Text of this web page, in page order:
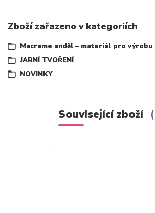
Zboží zařazeno v kategoriích
Macrame anděl – materiál pro výrobu
JARNÍ TVOŘENÍ
NOVINKY
Související zboží